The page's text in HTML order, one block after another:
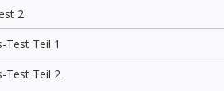
2
Test Teil 1
Test Teil 2